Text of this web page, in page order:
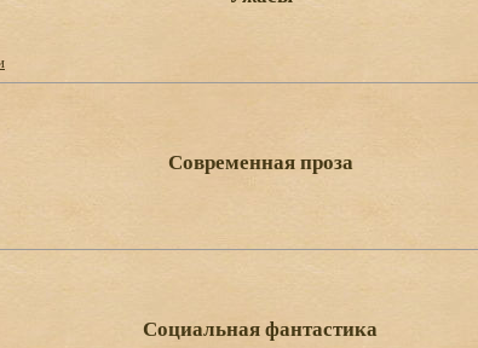
Современная проза
Социальная фантастика